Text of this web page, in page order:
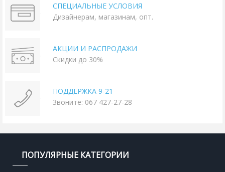
СПЕЦИАЛЬНЫЕ УСЛОВИЯ
Дизайнерам, магазинам, опт.
АКЦИИ И РАСПРОДАЖИ
Скидки до 30%
ПОДДЕРЖКА 9-21
Звоните: 067 427-27-28
ПОПУЛЯРНЫЕ КАТЕГОРИИ